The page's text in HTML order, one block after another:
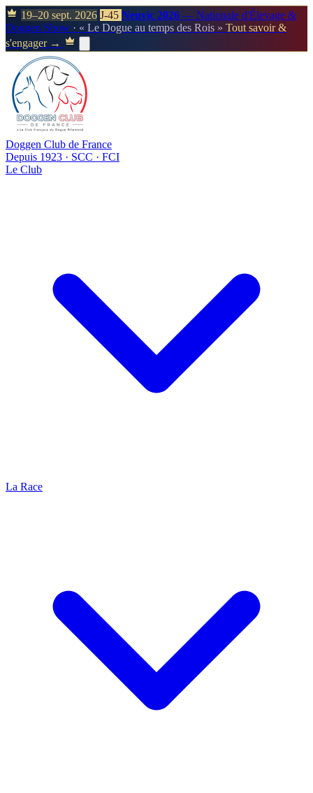
19–20 sept. 2026 J-45 Neuvic 2026 — Nationale d'Élevage &
Doggen Show · « Le Dogue au temps des Rois » Tout savoir &
s'engager →
Doggen Club de France
Depuis 1923 · SCC · FCI
Le Club
La Race